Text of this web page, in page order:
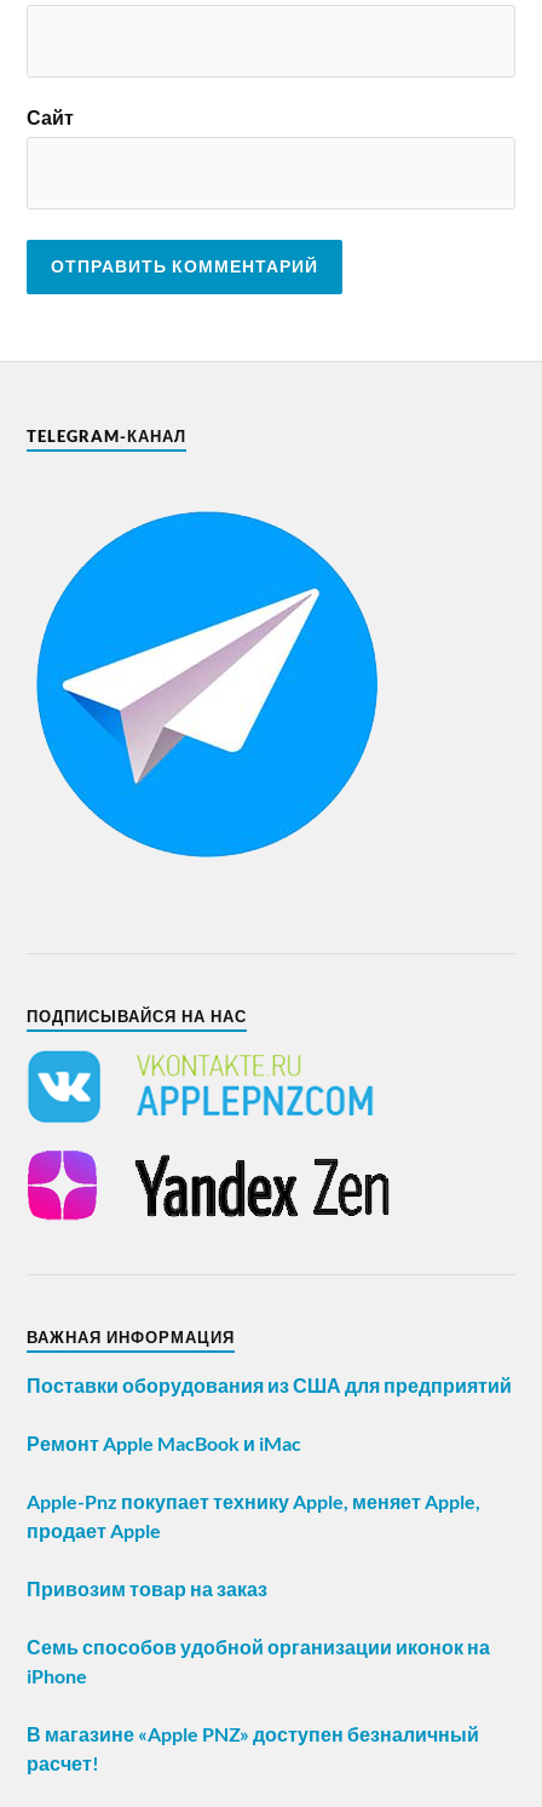
Сайт
TELEGRAM-КАНАЛ
ПОДПИСЫВАЙСЯ НА НАС
ВАЖНАЯ ИНФОРМАЦИЯ
Поставки оборудования из США для предприятий
Ремонт Apple MacBook и iMac
Apple-Pnz покупает технику Apple, меняет Apple,
продает Apple
Привозим товар на заказ
Семь способов удобной организации иконок на
iPhone
В магазине «Apple PNZ» доступен безналичный
расчет!